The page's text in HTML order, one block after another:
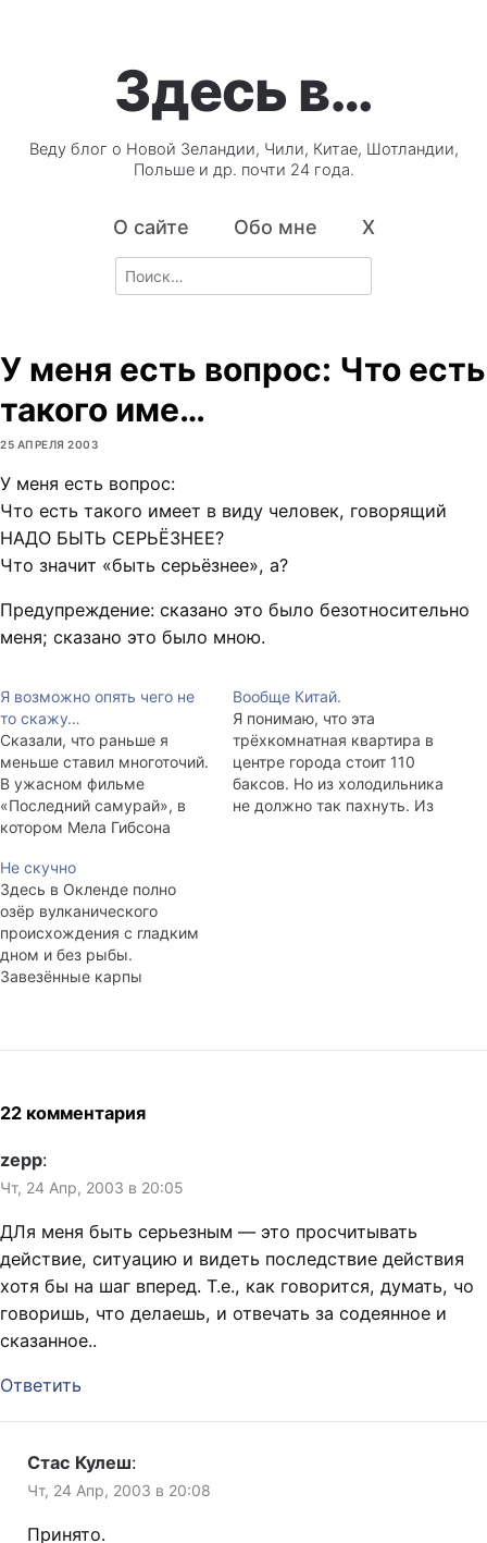
Здесь в…
Веду блог о Новой Зеландии, Чили, Китае, Шотландии,
Польше и др. почти 24 года.
О сайте Обо мне X
Search
for:
У меня есть вопрос: Что есть
такого име…
25 АПРЕЛЯ 2003
У меня есть вопрос:
Что есть такого имеет в виду человек, говорящий
НАДО БЫТЬ СЕРЬЁЗНЕЕ?
Что значит «быть серьёзнее», а?
Предупреждение: сказано это было безотносительно
меня; сказано это было мною.
Я возможно опять чего не
то скажу…
Сказали, что раньше я
меньше ставил многоточий.
В ужасном фильме
«Последний самурай», в
котором Мела Гибсона
самурая Том Круз,
сказали: «Слишком много
мыслей». Как минимум
треть, а то и больше всей
мировой культуры
зиждется на одном
Вообще Китай.
Я понимаю, что эта
трёхкомнатная квартира в
центре города стоит 110
баксов. Но из холодильника
не должно так пахнуть. Из
Не скучно
Здесь в Окленде полно
озёр вулканического
происхождения с гладким
дном и без рыбы.
Завезённые карпы
холодная. Если первое
слово мне до сих пор не о
намедни получилось…
22 комментария
zepp:
Чт, 24 Апр, 2003 в 20:05
ДЛя меня быть серьезным — это просчитывать
действие, ситуацию и видеть последствие действия
хотя бы на шаг вперед. Т.е., как говорится, думать, чо
говоришь, что делаешь, и отвечать за содеянное и
сказанное..
Ответить
Стас Кулеш:
Чт, 24 Апр, 2003 в 20:08
Принято.